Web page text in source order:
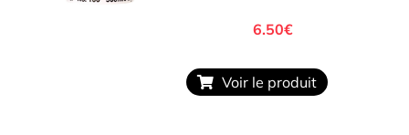
6.50€
Voir le produit